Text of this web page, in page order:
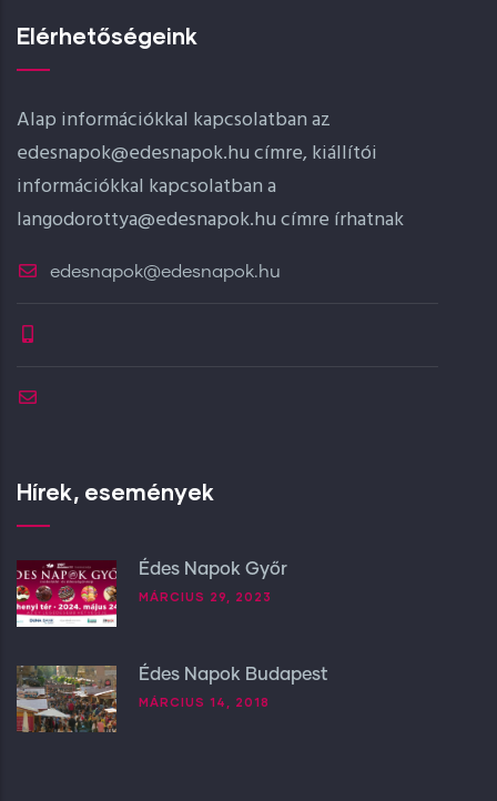
Elérhetőségeink
Alap információkkal kapcsolatban az
edesnapok@edesnapok.hu címre, kiállítói
információkkal kapcsolatban a
langodorottya@edesnapok.hu címre írhatnak
edesnapok@edesnapok.hu
Hírek, események
Édes Napok Győr
MÁRCIUS 29, 2023
Édes Napok Budapest
MÁRCIUS 14, 2018